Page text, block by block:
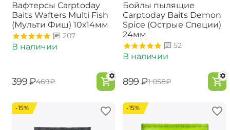
Вафтерсы Carptoday
Baits Wafters Multi Fish
(Мульти Фиш) 10х14мм
207
В наличии
‍399‍ ₽‍469‍₽
Бойлы пылящие
Carptoday Baits Demon
Spice (Острые Специи)
24мм
52
В наличии
‍899‍ ₽‍1 058‍₽
-15% -15%